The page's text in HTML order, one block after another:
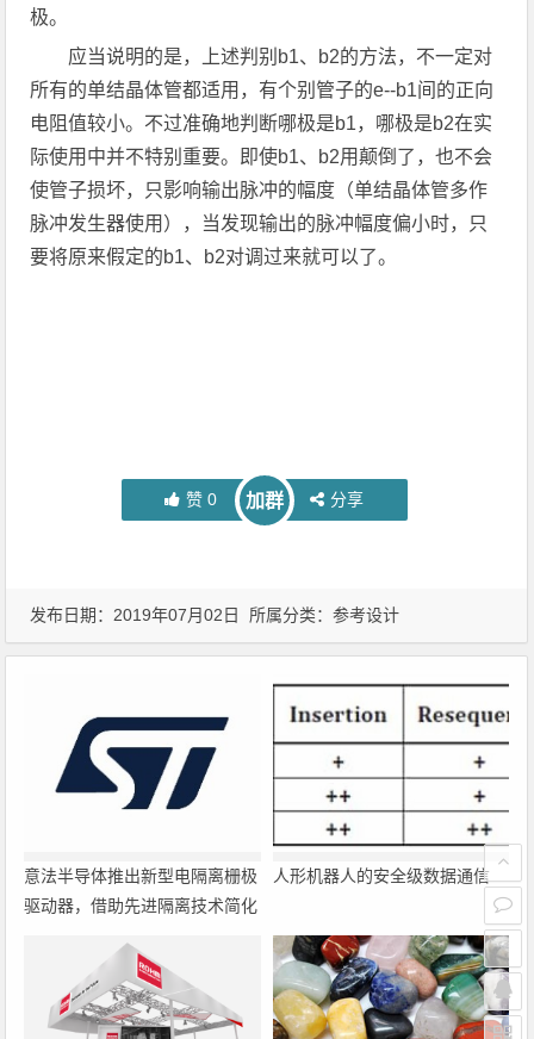
极。
应当说明的是，上述判别b1、b2的方法，不一定对
所有的单结晶体管都适用，有个别管子的e--b1间的正向
电阻值较小。不过准确地判断哪极是b1，哪极是b2在实
际使用中并不特别重要。即使b1、b2用颠倒了，也不会
使管子损坏，只影响输出脉冲的幅度（单结晶体管多作
脉冲发生器使用），当发现输出的脉冲幅度偏小时，只
要将原来假定的b1、b2对调过来就可以了。
赞 0 加群 分享
发布日期：2019年07月02日 所属分类：参考设计
意法半导体推出新型电隔离栅极
驱动器，借助先进隔离技术简化
人形机器人的安全级数据通信